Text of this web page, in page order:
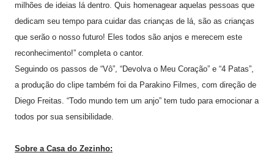
milhões de ideias lá dentro. Quis homenagear aquelas pessoas que
dedicam seu tempo para cuidar das crianças de lá, são as crianças
que serão o nosso futuro! Eles todos são anjos e merecem este
reconhecimento!” completa o cantor.
Seguindo os passos de “Vô”, “Devolva o Meu Coração” e “4 Patas”,
a produção do clipe também foi da Parakino Filmes, com direção de
Diego Freitas. “Todo mundo tem um anjo” tem tudo para emocionar a
todos por sua sensibilidade.
Sobre a Casa do Zezinho: